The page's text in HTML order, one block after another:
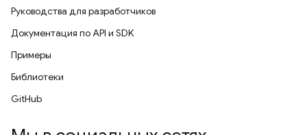
Руководства для разработчиков
Документация по API и SDK
Примеры
Библиотеки
GitHub